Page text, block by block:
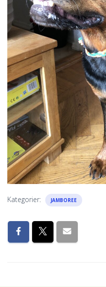
Kategorier: JAMBOREE